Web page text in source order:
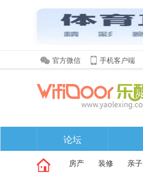
官方微信 手机客户端
论坛
房产 装修 亲子